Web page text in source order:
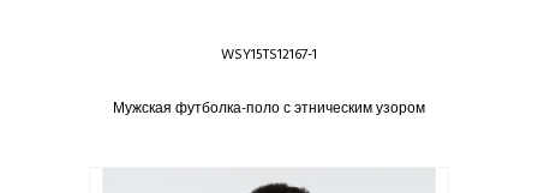
WSY15TS12167-1
Мужская футболка-поло с этническим узором